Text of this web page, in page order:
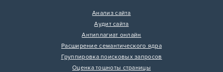
Анализ сайта
Аудит сайта
Антиплагиат онлайн
Расширение семантического ядра
Группировка поисковых запросов
Оценка тошноты страницы